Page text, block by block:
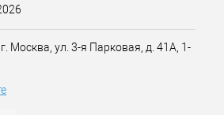
Москва, ул. 3-я Парковая, д. 41А, 1-